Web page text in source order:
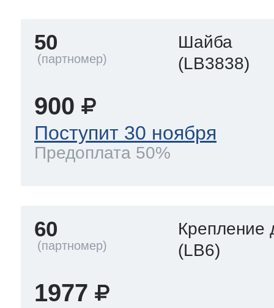
50
Шайба
(LB3838)
900
Поступит 30 ноября
Предоплата 50%
60
Крепление
(LB6)
1977